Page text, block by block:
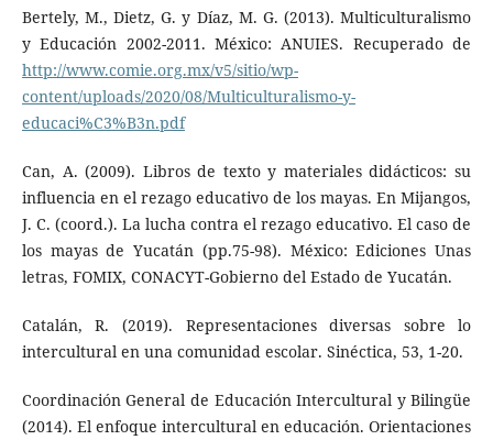
Bertely, M., Dietz, G. y Díaz, M. G. (2013). Multiculturalismo
y Educación 2002-2011. México: ANUIES. Recuperado de
http://www.comie.org.mx/v5/sitio/wp-
content/uploads/2020/08/Multiculturalismo-y-
educaci%C3%B3n.pdf
Can, A. (2009). Libros de texto y materiales didácticos: su
influencia en el rezago educativo de los mayas. En Mijangos,
J. C. (coord.). La lucha contra el rezago educativo. El caso de
los mayas de Yucatán (pp.75-98). México: Ediciones Unas
letras, FOMIX, CONACYT-Gobierno del Estado de Yucatán.
Catalán, R. (2019). Representaciones diversas sobre lo
intercultural en una comunidad escolar. Sinéctica, 53, 1-20.
Coordinación General de Educación Intercultural y Bilingüe
(2014). El enfoque intercultural en educación. Orientaciones